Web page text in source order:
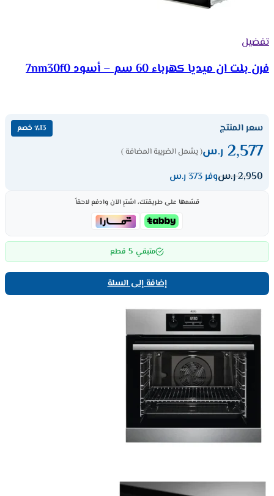
تفضيل
فرن بلت ان ميديا كهرباء 60 سم – أسود 7nm30f0
سعر المنتج ٪13 خصم
2,577 ر.س( يشمل الضريبة المضافة )
2,950ر.سوفر 373 ر.س
قسّمها على طريقتك، اشترِ الآن وادفع لاحقاً
متبقي 5 قطع
إضافة إلى السلة